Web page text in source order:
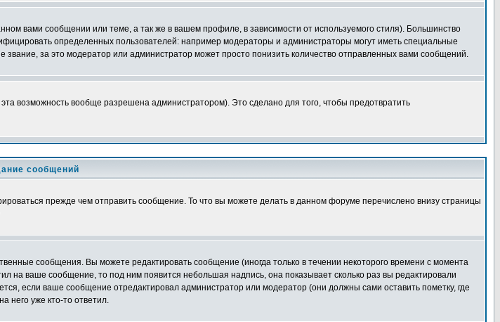
вами сообщении или теме, а так же в вашем профиле, в зависимости от используемого стиля). Большинство
определенных пользователей: например модераторы и администраторы могут иметь специальные
за это модератор или администратор может просто понизить количество отправленных вами сообщений.
возможность вообще разрешена администратором). Это сделано для того, чтобы предотвратить
сообщений
прежде чем отправить сообщение. То что вы можете делать в данном форуме перечислено внизу страницы
сообщения. Вы можете редактировать сообщение (иногда только в течении некоторого времени с момента
на ваше сообщение, то под ним появится небольшая надпись, она показывает сколько раз вы редактировали
если ваше сообщение отредактировал администратор или модератор (они должны сами оставить пометку, где
него уже кто-то ответил.